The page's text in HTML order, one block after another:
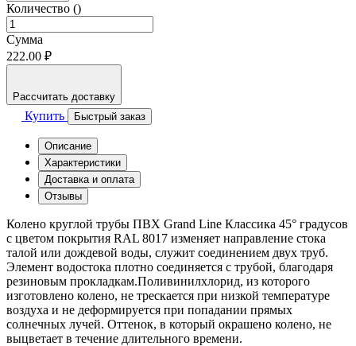
Количество ()
Сумма
222.00 ₽
Рассчитать доставку
Купить Быстрый заказ
Описание
Характеристики
Доставка и оплата
Отзывы
Колено круглой трубы ПВХ Grand Line Классика 45° градусов
с цветом покрытия RAL 8017 изменяет направление стока
талой или дождевой воды, служит соединением двух труб.
Элемент водостока плотно соединяется с трубой, благодаря
резиновым прокладкам.Поливинилхлорид, из которого
изготовлено колено, не трескается при низкой температуре
воздуха и не деформируется при попадании прямых
солнечных лучей. Оттенок, в который окрашено колено, не
выцветает в течение длительного времени.